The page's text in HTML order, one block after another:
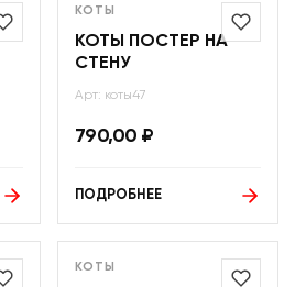
КОТЫ
КОТЫ ПОСТЕР НА
СТЕНУ
Арт: коты47
790,00 ₽
ПОДРОБНЕЕ
КОТЫ